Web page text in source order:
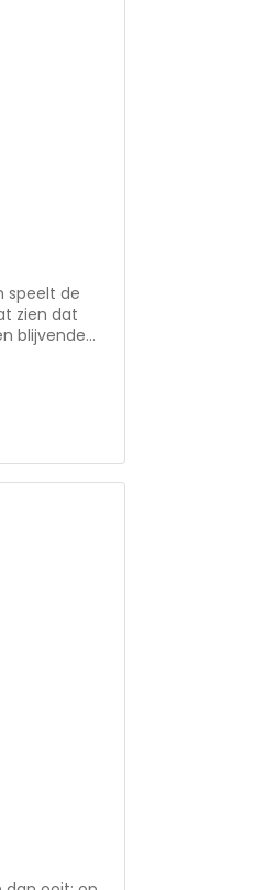
speelt de
zien dat
blijvende
•
allerlei
in
voor gebed.